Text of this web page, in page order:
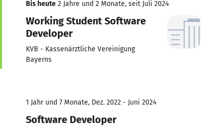
Bis heute 2 Jahre und 2 Monate, seit Juli 2024
Working Student Software
Developer
KVB - Kassenärztliche Vereinigung
Bayerns
1 Jahr und 7 Monate, Dez. 2022 - Juni 2024
Software Developer